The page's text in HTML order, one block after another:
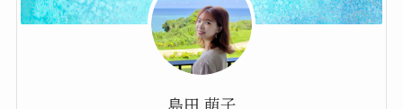
島田 萌子